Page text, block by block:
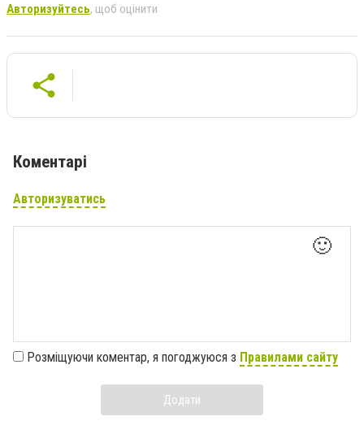
Авторизуйтесь, щоб оцінити
Коментарі
Авторизуватись
🙂
Розміщуючи коментар, я погоджуюся з Правилами сайту
Додати